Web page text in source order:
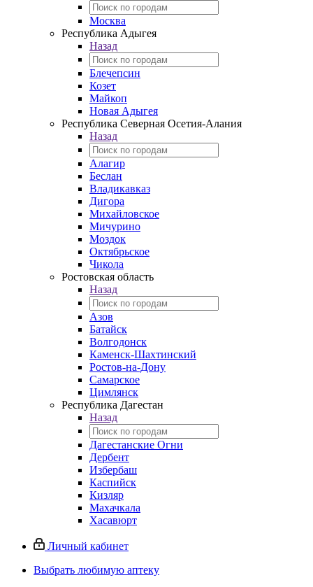
Москва
Республика Адыгея
Назад
Блечепсин
Козет
Майкоп
Новая Адыгея
Республика Северная Осетия-Алания
Назад
Алагир
Беслан
Владикавказ
Дигора
Михайловское
Мичурино
Моздок
Октябрьское
Чикола
Ростовская область
Назад
Азов
Батайск
Волгодонск
Каменск-Шахтинский
Ростов-на-Дону
Самарское
Цимлянск
Республика Дагестан
Назад
Дагестанские Огни
Дербент
Избербаш
Каспийск
Кизляр
Махачкала
Хасавюрт
Личный кабинет
Выбрать любимую аптеку